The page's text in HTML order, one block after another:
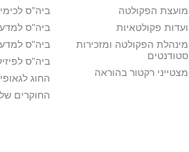
מועצת הפקולטה
ועדות פקולטאיות
מינהלת הפקולטה ומזכירות
סטודנטים
מצטייני רקטור בהוראה
ביה"ס
ביה"ס
ביה"ס
ביה"ס
החוג
החוקרים